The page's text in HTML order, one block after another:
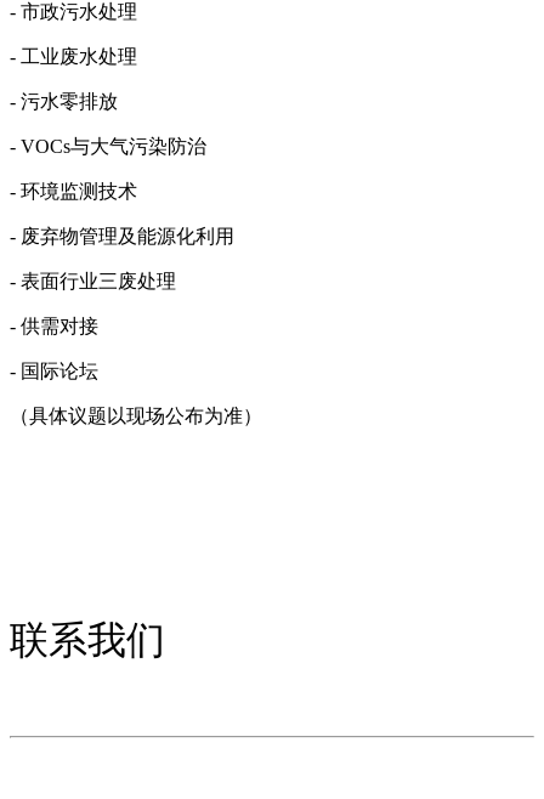
- 市政污水处理
- 工业废水处理
- 污水零排放
- VOCs与大气污染防治
- 环境监测技术
- 废弃物管理及能源化利用
- 表面行业三废处理
- 供需对接
- 国际论坛
（具体议题以现场公布为准）
联系我们